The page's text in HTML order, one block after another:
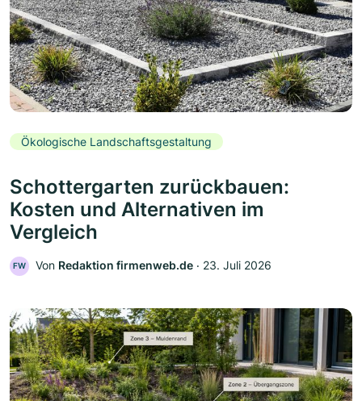
Ökologische Landschaftsgestaltung
Schottergarten zurückbauen:
Kosten und Alternativen im
Vergleich
FW Von Redaktion firmenweb.de ‧ 23. Juli 2026